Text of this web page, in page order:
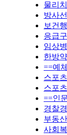
물리
방사
보건
응급
임상
한방
==예
스포
스포
==인
경찰
부동
사회